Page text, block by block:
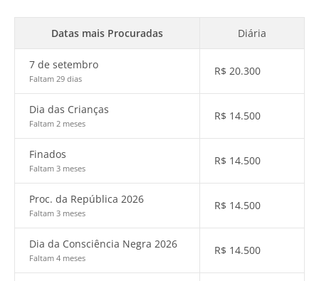
Datas mais Procuradas Diária
7 de setembro
Faltam 29 dias
R$ 20.300
Dia das Crianças
Faltam 2 meses
R$ 14.500
Finados
Faltam 3 meses
R$ 14.500
Proc. da República 2026
Faltam 3 meses
R$ 14.500
Dia da Consciência Negra 2026
Faltam 4 meses
R$ 14.500